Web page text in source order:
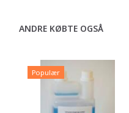
ANDRE KØBTE OGSÅ
Populær